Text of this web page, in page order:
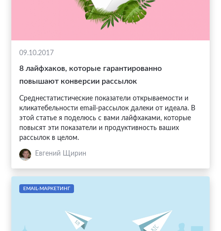
09.10.2017
8 лайфхаков, которые гарантированно
повышают конверсии рассылок
Среднестатистические показатели открываемости и
кликатебельности email-рассылок далеки от идеала. В
этой статье я поделюсь с вами лайфхаками, которые
повысят эти показатели и продуктивность ваших
рассылок в целом.
Евгений Щирин
EMAIL-МАРКЕТИНГ